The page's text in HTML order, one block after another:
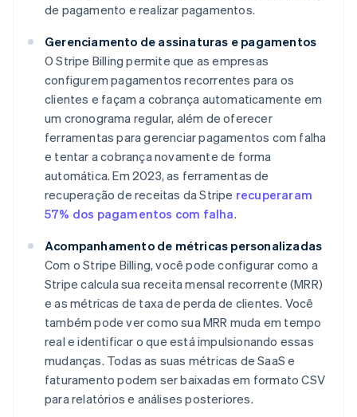
de pagamento e realizar pagamentos.
Gerenciamento de assinaturas e pagamentos
O Stripe Billing permite que as empresas
configurem pagamentos recorrentes para os
clientes e façam a cobrança automaticamente em
um cronograma regular, além de oferecer
ferramentas para gerenciar pagamentos com falha
e tentar a cobrança novamente de forma
automática. Em 2023, as ferramentas de
recuperação de receitas da Stripe recuperaram
57% dos pagamentos com falha.
Acompanhamento de métricas personalizadas
Com o Stripe Billing, você pode configurar como a
Stripe calcula sua receita mensal recorrente (MRR)
e as métricas de taxa de perda de clientes. Você
também pode ver como sua MRR muda em tempo
real e identificar o que está impulsionando essas
mudanças. Todas as suas métricas de SaaS e
faturamento podem ser baixadas em formato CSV
para relatórios e análises posteriores.